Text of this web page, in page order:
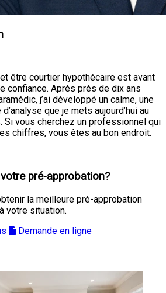
être courtier hypothécaire est avant
confiance. Après près de dix ans
j’ai développé un calme, une
que je mets aujourd’hui au
Si vous cherchez un professionnel qui
chiffres, vous êtes au bon endroit.
pré-approbation?
la meilleure pré-approbation
votre situation.
Demande en ligne